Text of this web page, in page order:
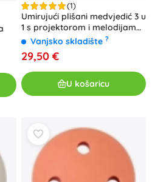
(1)
Umirujući plišani medvjedić 3 u
1 s projektorom i melodijama,
6m+Vanjsko skladište ?
29,50 €
U košaricu